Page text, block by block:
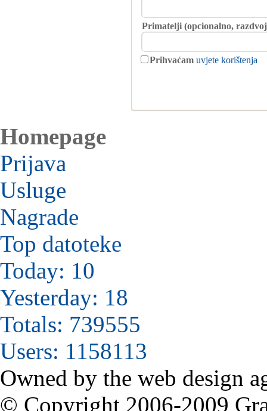
Primatelji (opcionalno,
Prihvaćam uvjete korištenja
Homepage
Prijava
Usluge
Nagrade
Top datoteke
Today: 10
Yesterday: 18
Totals: 739555
Users: 1158113
Owned by the web design
© Copyright 2006-2009